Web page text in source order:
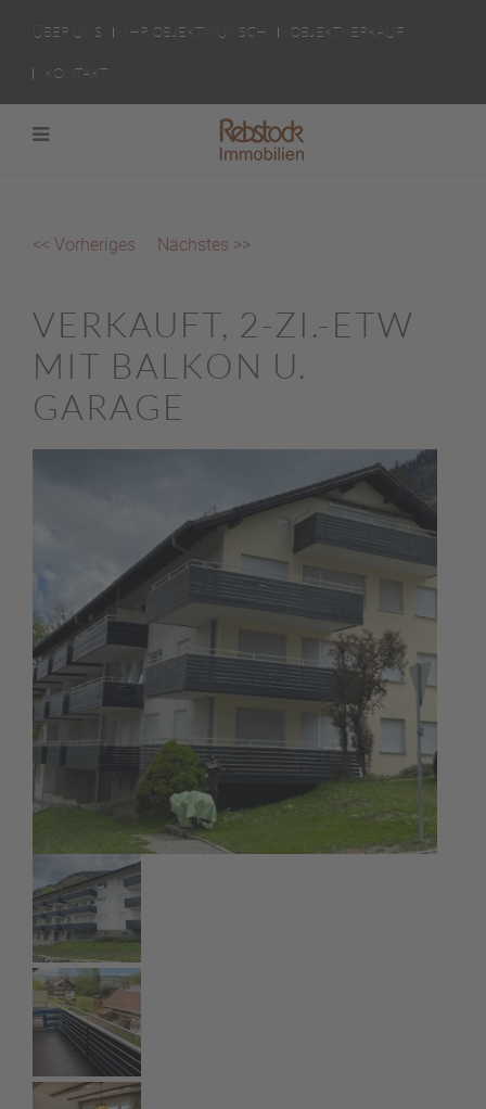
ÜBER UNS IHR OBJEKTWUNSCH OBJEKTVERKAUF
KONTAKT
<< Vorheriges Nächstes >>
VERKAUFT, 2-ZI.-ETW
MIT BALKON U.
GARAGE